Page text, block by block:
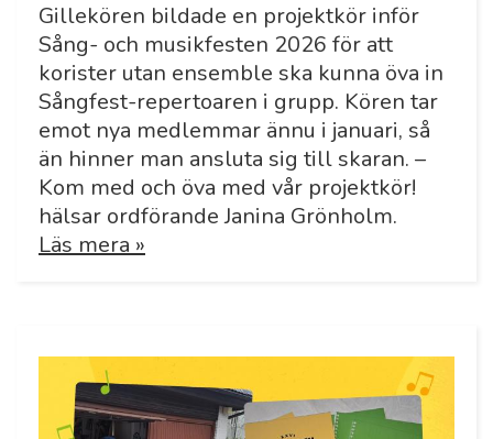
Gillekören bildade en projektkör inför
Sång- och musikfesten 2026 för att
korister utan ensemble ska kunna öva in
Sångfest-repertoaren i grupp. Kören tar
emot nya medlemmar ännu i januari, så
än hinner man ansluta sig till skaran. –
Kom med och öva med vår projektkör!
hälsar ordförande Janina Grönholm.
Läs mera »